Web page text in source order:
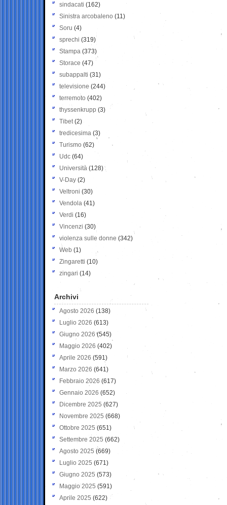
sindacati (162)
Sinistra arcobaleno (11)
Soru (4)
sprechi (319)
Stampa (373)
Storace (47)
subappalti (31)
televisione(244)
terremoto (402)
thyssenkrupp (3)
Tibet(2)
tredicesima (3)
Turismo (62)
Udc (64)
Università (128)
V-Day (2)
Veltroni (30)
Vendola (41)
Verdi (16)
Vincenzi (30)
violenza sulle donne (342)
Web (1)
Zingaretti (10)
zingari (14)
Archivi
Agosto 2026 (138)
Luglio 2026 (613)
Giugno 2026 (545)
Maggio 2026 (402)
Aprile 2026 (591)
Marzo 2026 (641)
Febbraio 2026 (617)
Gennaio 2026 (652)
Dicembre 2025 (627)
Novembre 2025 (668)
Ottobre 2025 (651)
Settembre 2025 (662)
Agosto 2025 (669)
Luglio 2025 (671)
Giugno 2025 (573)
Maggio 2025 (591)
Aprile 2025 (622)